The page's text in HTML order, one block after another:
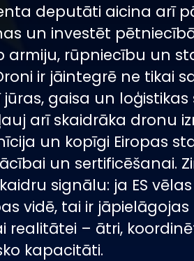
deputāti aicina arī
un investēt
armiju, rūpniecību un
ir jāintegrē ne tikai
gaisa un loģistikas
arī skaidrāka dronu
un kopīgi Eiropas
un sertificēšanai.
signālu: ja ES
vidē, tai ir
realitātei – ātri,
kapacitāti.